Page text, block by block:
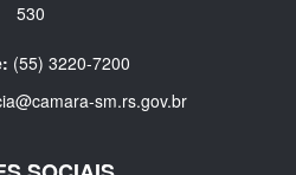
530
(55) 3220-7200
sm.rs.gov.br